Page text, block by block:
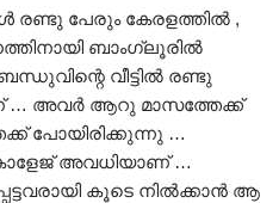
രണ്ടു പേരും കേരളത്തിൽ ,
ബാംഗ്ലൂരിൽ
വീട്ടിൽ രണ്ടു
… അവർ ആറു മാസത്തേക്ക്
പോയിരിക്കുന്നു …
അവധിയാണ് …
കൂടെ നിൽക്കാൻ ആ